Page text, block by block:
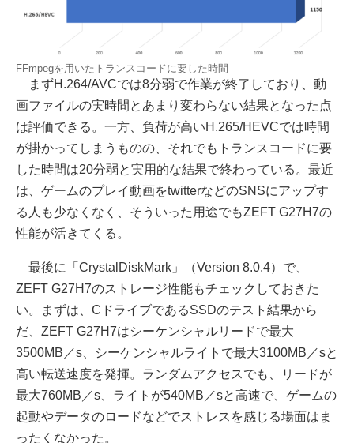
FFmpegを用いたトランスコードに要した時間
まずH.264/AVCでは8分弱で作業が終了しており、動
画ファイルの実時間とあまり変わらない結果となった点
は評価できる。一方、負荷が高いH.265/HEVCでは時間
が掛かってしまうものの、それでもトランスコードに要
した時間は20分弱と実用的な結果で終わっている。最近
は、ゲームのプレイ動画をtwitterなどのSNSにアップす
る人も少なくなく、そういった用途でもZEFT G27H7の
性能が活きてくる。
最後に「CrystalDiskMark」（Version 8.0.4）で、
ZEFT G27H7のストレージ性能もチェックしておきた
い。まずは、CドライブであるSSDのテスト結果から
だ、ZEFT G27H7はシーケンシャルリードで最大
3500MB／s、シーケンシャルライトで最大3100MB／sと
高い転送速度を発揮。ランダムアクセスでも、リードが
最大760MB／s、ライトが540MB／sと高速で、ゲームの
起動やデータのロードなどでストレスを感じる場面はま
ったくなかった。